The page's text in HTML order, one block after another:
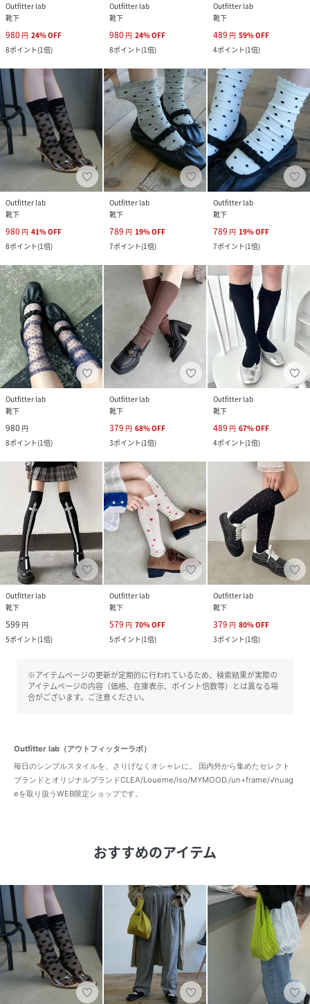
Outfitter lab
靴下
980 円 24%OFF
8ポイント(1倍)
Outfitter lab
靴下
980 円 24%OFF
8ポイント(1倍)
Outfitter lab
靴下
489 円 59%OFF
4ポイント(1倍)
Outfitter lab
靴下
980 円 41%OFF
8ポイント(1倍)
Outfitter lab
靴下
789 円 19%OFF
7ポイント(1倍)
Outfitter lab
靴下
789 円 19%OFF
7ポイント(1倍)
Outfitter lab
靴下
980 円
8ポイント(1倍)
Outfitter lab
靴下
379 円 68%OFF
3ポイント(1倍)
Outfitter lab
靴下
489 円 67%OFF
4ポイント(1倍)
Outfitter lab
靴下
599 円
5ポイント(1倍)
Outfitter lab
靴下
579 円 70%OFF
5ポイント(1倍)
Outfitter lab
靴下
379 円 80%OFF
3ポイント(1倍)
※アイテムページの更新が定期的に行われているため、検索結果が実際の
アイテムページの内容（価格、在庫表示、ポイント倍数等）とは異なる場
合がございます。ご注意ください。
Outfitter lab（アウトフィッターラボ）
毎日のシンプルスタイルを、さりげなくオシャレに。 国内外から集めたセレクト
ブランドとオリジナルブランドCLEA/Loueme/iso/MYMOOD./un+frame/√nuag
eを取り扱うWEB限定ショップです。
おすすめのアイテム